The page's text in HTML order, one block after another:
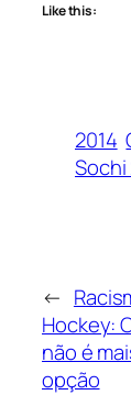
Like this:
2014
Sochi
←
Hockey:
não é
opção